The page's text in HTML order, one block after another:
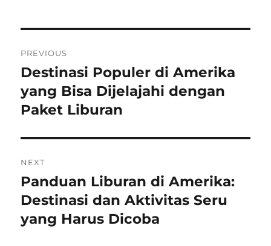
navigation
PREVIOUS
Previous
post:
Destinasi Populer di Amerika
yang Bisa Dijelajahi dengan
Paket Liburan
NEXT
Next
post:
Panduan Liburan di Amerika:
Destinasi dan Aktivitas Seru
yang Harus Dicoba